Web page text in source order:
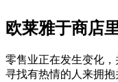
欧莱雅于商店
零售业正在发生变化
寻找有热情的人来拥抱